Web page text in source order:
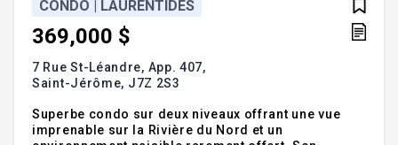
CONDO | LAURENTIDES
369,000 $
7 Rue St-Léandre, App. 407,
Saint-Jérôme, J7Z 2S3
Superbe condo sur deux niveaux offrant une vue
imprenable sur la Rivière du Nord et un